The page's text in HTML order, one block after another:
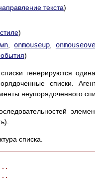
текста)
)
, onmouseup,
)
генерируются
списки.
неупорядоченного
списка.